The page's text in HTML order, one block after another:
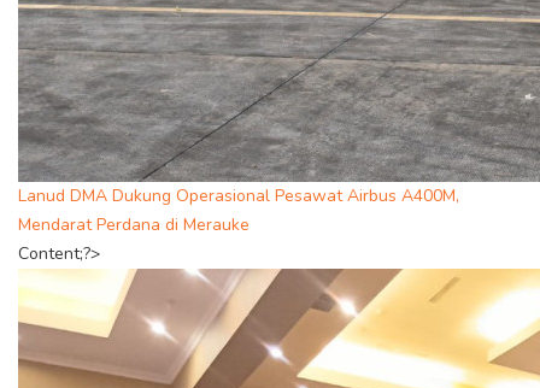
Lanud DMA Dukung Operasional Pesawat Airbus A400M,
Mendarat Perdana di Merauke
Content;?>